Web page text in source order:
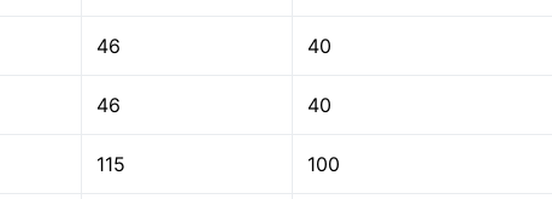
46 40
46 40
115 100